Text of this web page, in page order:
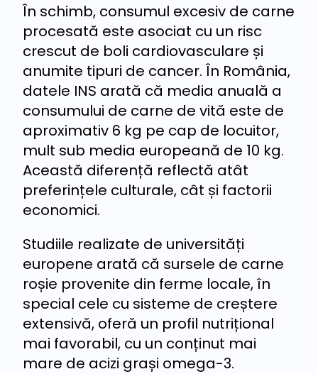
În schimb, consumul excesiv de carne
procesată este asociat cu un risc
crescut de boli cardiovasculare și
anumite tipuri de cancer. În România,
datele INS arată că media anuală a
consumului de carne de vită este de
aproximativ 6 kg pe cap de locuitor,
mult sub media europeană de 10 kg.
Această diferență reflectă atât
preferințele culturale, cât și factorii
economici.
Studiile realizate de universități
europene arată că sursele de carne
roșie provenite din ferme locale, în
special cele cu sisteme de creștere
extensivă, oferă un profil nutrițional
mai favorabil, cu un conținut mai
mare de acizi grași omega-3.